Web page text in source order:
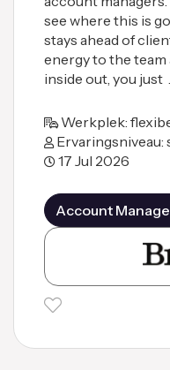
see where this is
stays ahead of
energy to the
inside out, you just …
Werkplek:
Ervaringsniveau:
17 Jul 2026
Account